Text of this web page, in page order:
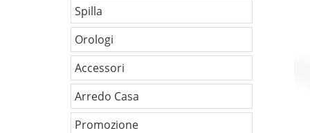
Spilla
Orologi
Accessori
Arredo Casa
Promozione